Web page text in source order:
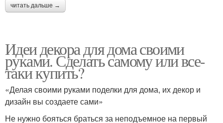
читать дальше →
Идеи декора для дома своими
руками. Сделать самому или все-
таки купить?
«Делая своими руками поделки для дома, их декор и
дизайн вы создаете сами»
Не нужно бояться браться за неподъемное на первый